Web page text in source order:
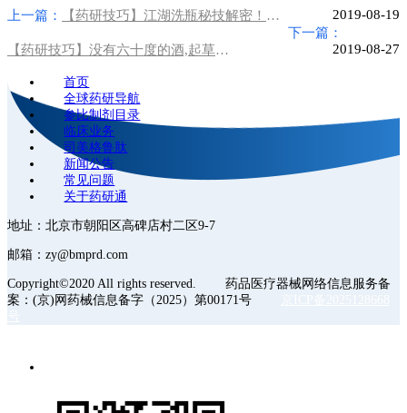
上一篇： 【药研技巧】江湖洗瓶秘技解密！人在江湖飘，哪能不挨刀，瓶子洗不好，天天都挨“叨”！
2019-08-19
下一篇：
【药研技巧】没有六十度的酒,起草《质量标准》的技巧,说不出口！
2019-08-27
首页
全球药研导航
参比制剂目录
临床业务
司美格鲁肽
新闻公告
常见问题
关于药研通
地址：北京市朝阳区高碑店村二区9-7
邮箱：zy@bmprd.com
Copyright©2020 All rights reserved. 药品医疗器械网络信息服务备
案：(京)网药械信息备字（2025）第00171号